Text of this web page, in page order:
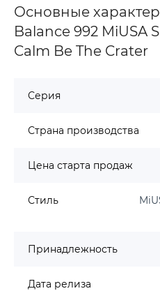
Основные
Balance 992 MiUSA
Calm Be The Crater
Серия
Страна производства
Цена старта продаж
Стиль
Принадлежность
Дата релиза